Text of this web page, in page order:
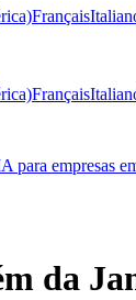
Français
Français
para empresas
da